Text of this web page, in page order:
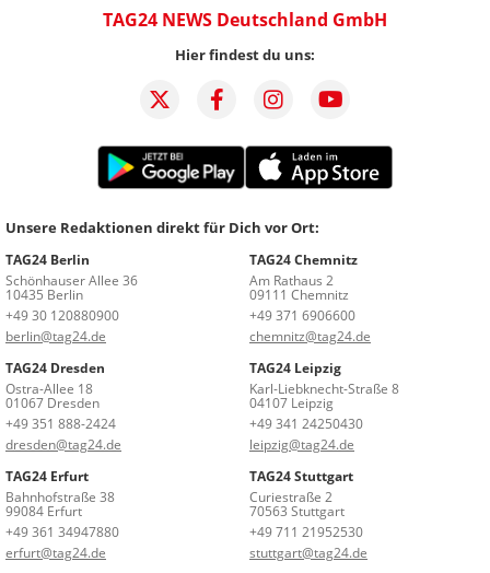
TAG24 NEWS Deutschland GmbH
Hier findest du uns:
Unsere Redaktionen direkt für Dich vor Ort:
TAG24 Berlin
Schönhauser Allee 36
10435 Berlin
+49 30 120880900
berlin@tag24.de
TAG24 Chemnitz
Am Rathaus 2
09111 Chemnitz
+49 371 6906600
chemnitz@tag24.de
TAG24 Dresden
Ostra-Allee 18
01067 Dresden
+49 351 888-2424
dresden@tag24.de
TAG24 Leipzig
Karl-Liebknecht-Straße 8
04107 Leipzig
+49 341 24250430
leipzig@tag24.de
TAG24 Erfurt
Bahnhofstraße 38
99084 Erfurt
+49 361 34947880
erfurt@tag24.de
TAG24 Stuttgart
Curiestraße 2
70563 Stuttgart
+49 711 21952530
stuttgart@tag24.de